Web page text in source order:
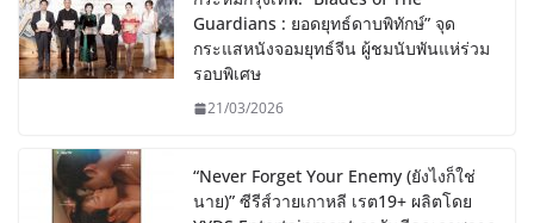
Guardians : ยอดยุทธ์ดาบพิทักษ์” จุด
กระแสหนังจอมยุทธ์จีน ผู้ชมนับพันแห่ร่วม
รอบพิเศษ
21/03/2026
“Never Forget Your Enemy (ยังไงก็ใช่
นาย)” ซีรีส์วายเกาหลี เรต19+ ผลิตโดย